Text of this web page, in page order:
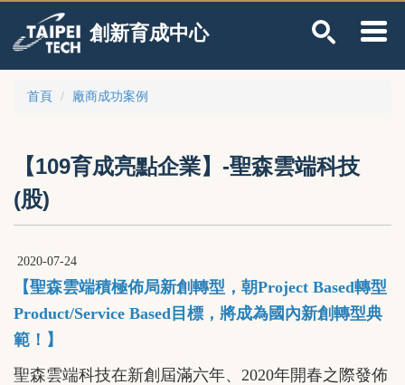
主
要
創新育成中心
首頁 廠商成功案例
【109育成亮點企業】-聖森雲端科技
(股)
2020-07-24
【聖森雲端積極佈局新創轉型，朝Project Based轉型
Product/Service Based目標，將成為國內新創轉型典
範！】
聖森雲端科技在新創屆滿六年、2020年開春之際發佈